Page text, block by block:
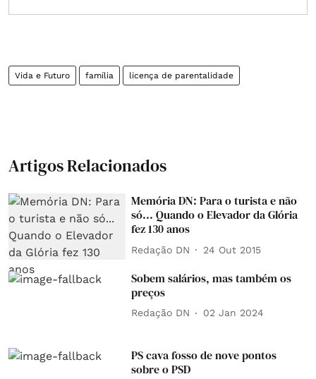
Vida e Futuro família licença de parentalidade
Artigos Relacionados
Memória DN: Para o turista e não
só... Quando o Elevador da Glória
fez 130 anos
Redação DN 24 Out 2015
Sobem salários, mas também os
preços
Redação DN 02 Jan 2024
PS cava fosso de nove pontos
sobre o PSD